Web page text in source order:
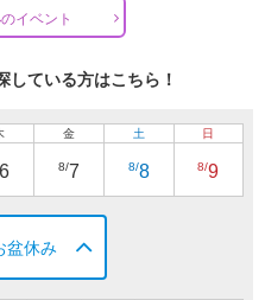
のイベント
ている方はこちら！
6
金
8/7
土
8/8
日
8/9
盆休み